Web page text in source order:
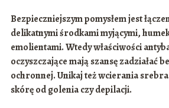
Bezpieczniejszym pomysłem jest
delikatnymi środkami myjącymi,
emolientami. Wtedy właściwości
oczyszczającemają szansę zadziałać
ochronnej. Unikaj też wcierania
skórę od golenia czy depilacji.